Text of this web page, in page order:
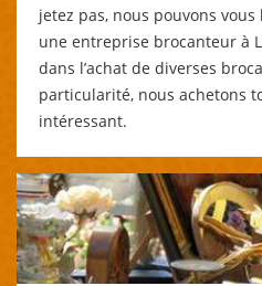
jetez pas, nous pouvons
une entreprise brocanteur à
dans l’achat de diverses
particularité, nous achetons
intéressant.